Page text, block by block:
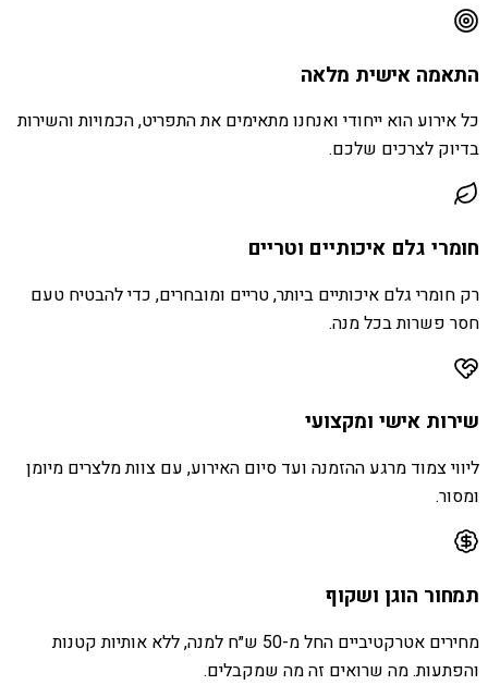
התאמה אישית מלאה
כל אירוע הוא ייחודי ואנחנו מתאימים את התפריט, הכמויות והשירות
בדיוק לצרכים שלכם.
חומרי גלם איכותיים וטריים
רק חומרי גלם איכותיים ביותר, טריים ומובחרים, כדי להבטיח טעם
חסר פשרות בכל מנה.
שירות אישי ומקצועי
ליווי צמוד מרגע ההזמנה ועד סיום האירוע, עם צוות מלצרים מיומן
ומסור.
תמחור הוגן ושקוף
מחירים אטרקטיביים החל מ-50 ש״ח למנה, ללא אותיות קטנות
והפתעות. מה שרואים זה מה שמקבלים.